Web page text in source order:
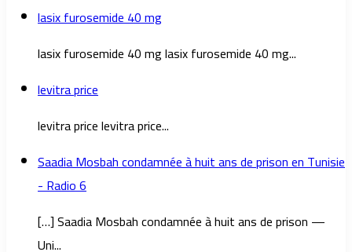
lasix furosemide 40 mg
lasix furosemide 40 mg lasix furosemide 40 mg...
levitra price
levitra price levitra price...
Saadia Mosbah condamnée à huit ans de prison en Tunisie
- Radio 6
[…] Saadia Mosbah condamnée à huit ans de prison —
Uni...